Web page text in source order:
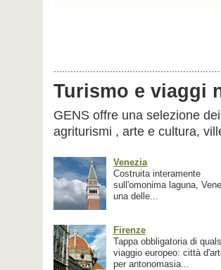
Turismo e viaggi
GENS offre una selezione
agriturismi , arte e cultura,
Venezia
Costruita interamente
sull'omonima laguna,
una delle...
Firenze
Tappa obbligatoria di
viaggio europeo: città
per antonomasia...